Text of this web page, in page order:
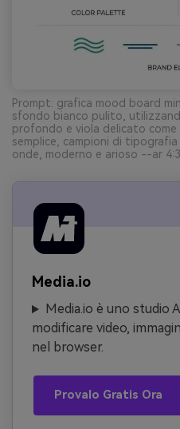
Prompt: grafica mood board
sfondo bianco pulito,
profondo e viola delicato
semplice, campioni di
onde, moderno e arioso --ar 4:3
Media.io
Media.io è uno studio
modificare video,
nel browser.
Provalo Gratis Ora